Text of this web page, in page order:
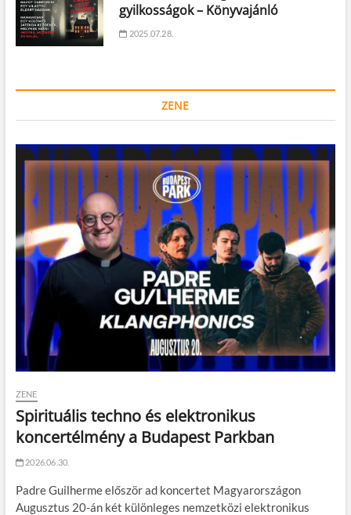
gyilkosságok – Könyvajánló
2025.07.28.
ZENE
ZENE
Spirituális techno és elektronikus
koncertélmény a Budapest Parkban
2026.06.30.
Padre Guilherme először ad koncertet Magyarországon
Augusztus 20-án két különleges nemzetközi elektronikus